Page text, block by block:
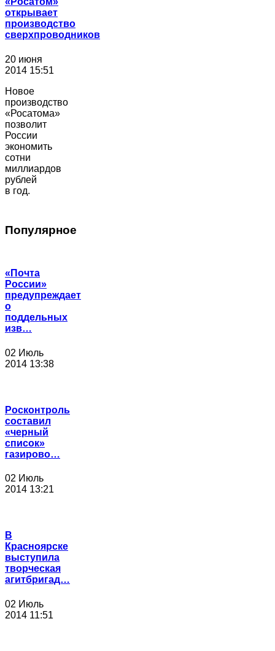
открывает
производство
сверхпроводников
20 июня
2014 15:51
Новое
производство
«Росатома»
позволит
России
экономить
сотни
миллиардов
рублей
в год.
Популярное
«Почта
России»
предупреждает
о
поддельных
изв…
02 Июль
2014 13:38
Росконтроль
составил
«черный
список»
газирово…
02 Июль
2014 13:21
В
Красноярске
выступила
творческая
агитбригад…
02 Июль
2014 11:51